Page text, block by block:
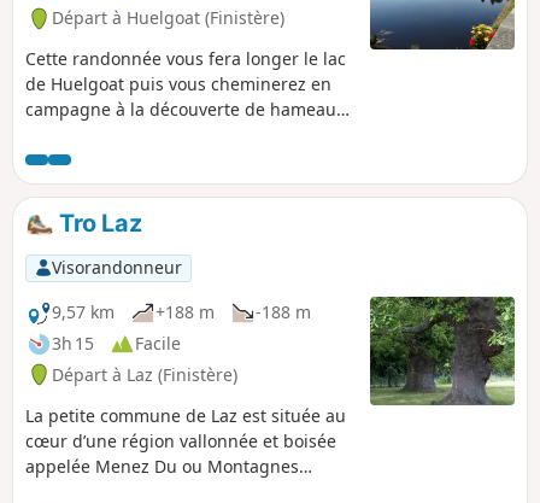
Départ à Huelgoat (Finistère)
Cette randonnée vous fera longer le lac
de Huelgoat puis vous cheminerez en
campagne à la découverte de hameaux
hameau du Crann et son fournil, le
Menhir du Cloître, la meule à ajonc.
Tro Laz
Visorandonneur
9,57 km
+188 m
-188 m
3h 15
Facile
Départ à Laz (Finistère)
La petite commune de Laz est située au
cœur d’une région vallonnée et boisée
appelée Menez Du ou Montagnes